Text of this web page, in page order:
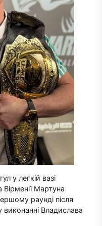
у легкій вазі
Мартуна
раунді після
Владислава